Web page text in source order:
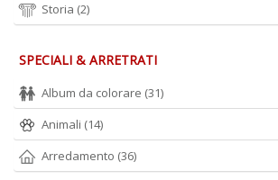
Storia (2)
SPECIALI & ARRETRATI
Album da colorare (31)
Animali (14)
Arredamento (36)